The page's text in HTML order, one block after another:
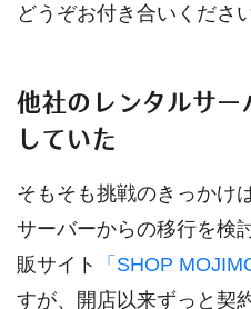
どうぞお付き合いください
他社のレンタルサ
していた
そもそも挑戦のきっかけ
サーバーからの移行を検
販サイト
「SHOP
すが、開店以来ずっと契